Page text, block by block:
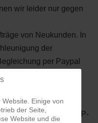
wir leider nur gegen
von Neukunden. In
der
per Paypal
einen persönlichen FTP-
Einige von
der Seite,
Website und die